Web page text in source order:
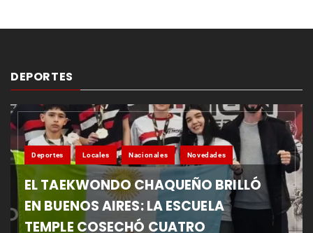
DEPORTES
Deportes Locales Nacionales Novedades
EL TAEKWONDO CHAQUEÑO BRILLÓ
EN BUENOS AIRES: LA ESCUELA
TEMPLE COSECHÓ CUATRO